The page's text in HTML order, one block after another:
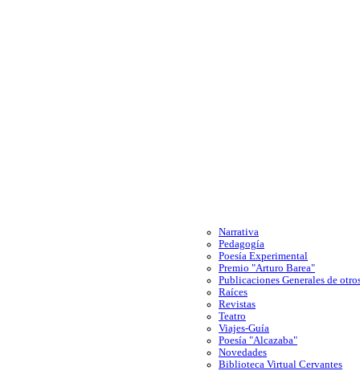
Narrativa
Pedagogía
Poesía Experimental
Premio "Arturo Barea"
Publicaciones Generales de
Raíces
Revistas
Teatro
Viajes-Guía
Poesía "Alcazaba"
Novedades
Biblioteca Virtual Cervantes